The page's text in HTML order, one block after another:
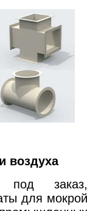
воздуха
под заказ,
для мокрой